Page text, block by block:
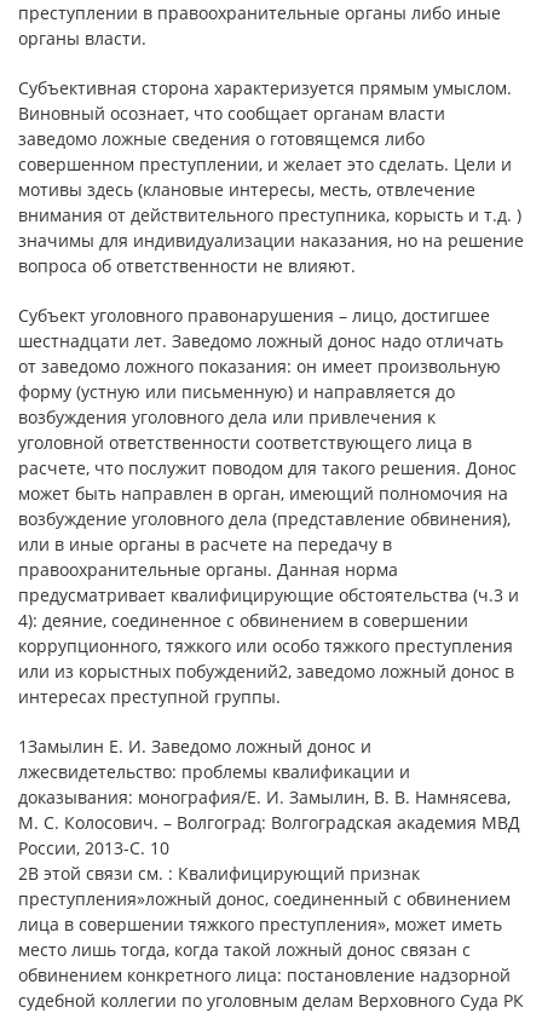
преступлении в правоохранительные органы либо иные
органы власти.
Субъективная сторона характеризуется прямым умыслом.
Виновный осознает, что сообщает органам власти
заведомо ложные сведения о готовящемся либо
совершенном преступлении, и желает это сделать. Цели и
мотивы здесь (клановые интересы, месть, отвлечение
внимания от действительного преступника, корысть и т.д. )
значимы для индивидуализации наказания, но на решение
вопроса об ответственности не влияют.
Субъект уголовного правонарушения – лицо, достигшее
шестнадцати лет. Заведомо ложный донос надо отличать
от заведомо ложного показания: он имеет произвольную
форму (устную или письменную) и направляется до
возбуждения уголовного дела или привлечения к
уголовной ответственности соответствующего лица в
расчете, что послужит поводом для такого решения. Донос
может быть направлен в орган, имеющий полномочия на
возбуждение уголовного дела (представление обвинения),
или в иные органы в расчете на передачу в
правоохранительные органы. Данная норма
предусматривает квалифицирующие обстоятельства (ч.3 и
4): деяние, соединенное с обвинением в совершении
коррупционного, тяжкого или особо тяжкого преступления
или из корыстных побуждений2, заведомо ложный донос в
интересах преступной группы.
1Замылин Е. И. Заведомо ложный донос и
лжесвидетельство: проблемы квалификации и
доказывания: монография/Е. И. Замылин, В. В. Намнясева,
М. С. Колосович. – Волгоград: Волгоградская академия МВД
России, 2013-С. 10
2В этой связи см. : Квалифицирующий признак
преступления»ложный донос, соединенный с обвинением
лица в совершении тяжкого преступления», может иметь
место лишь тогда, когда такой ложный донос связан с
обвинением конкретного лица: постановление надзорной
судебной коллегии по уголовным делам Верховного Суда РК